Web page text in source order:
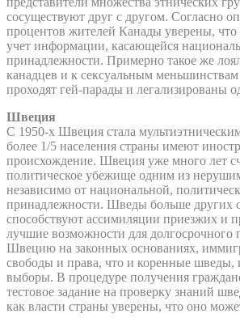
сосуществуют друг с другом. Согласно
процентов жителей Канады уверены, что
учет информации, касающейся
принадлежности. Примерно такое же
канадцев и к сексуальным меньшинствам
проходят гей-парады и легализированы
Швеция
С 1950-х Швеция стала
более 1/5 населения страны имеют
происхождение. Швеция уже много лет
политическое убежище одним из
независимо от национальной,
принадлежности. Шведы больше других
способствуют ассимиляции приезжих и
лучшие возможности для долгосрочного
Швецию на законных основаниях,
свободы и права, что и коренные шведы,
выборы. В процедуре получения
тестовое задание на проверку знаний
как власти страны уверены, что оно